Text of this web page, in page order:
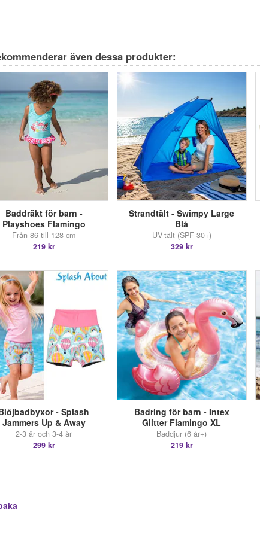
även dessa produkter:
Baddräkt för barn -
Playshoes Flamingo
Från 86 till 128 cm
219 kr
Strandtält - Swimpy Large
Blå
UV-tält (SPF 30+)
329 kr
- Splash
Jammers Up & Away
2-3 år och 3-4 år
299 kr
Badring för barn - Intex
Glitter Flamingo XL
Baddjur (6 år+)
219 kr